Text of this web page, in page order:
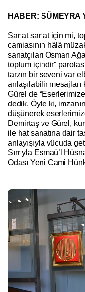
HABER: SÜMEYRA
Sanat sanat için mi,
camiasının hâlâ
sanatçıları Osman
toplum içindir”
tarzın bir seveni var
anlaşılabilir mesajları
Gürel de
dedik. Öyle ki,
düşünerek
Demirtaş ve Gürel,
ile hat sanatına dair
anlayışıyla vücuda
Sırrıyla Esmaü’l
Odası Yeni Cami